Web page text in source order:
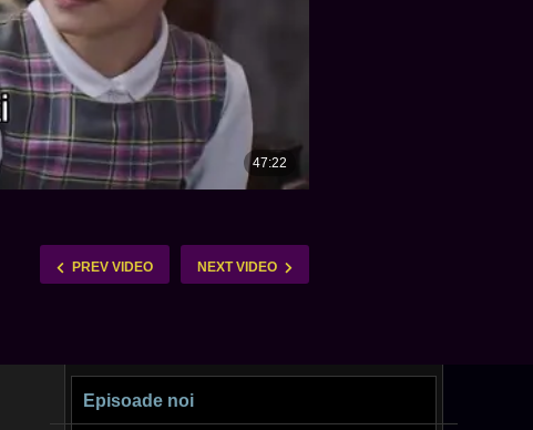
PREV VIDEO NEXT VIDEO
Episoade noi